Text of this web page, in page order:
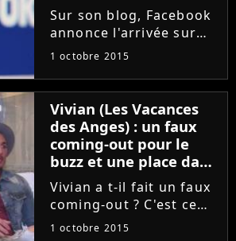
Sur son blog, Facebook
annonce l'arrivée sur
mobile des premières
les grandes lignes, les
utilisateurs de la plate-
forme pourront
prochainement
remplacer...
1 octobre 2015
Vivian (Les Vacances
des Anges) : un faux
coming-out pour le
buzz et une place dans
Les Anges 8 ?
Vivian a t-il fait un faux
coming-out ? C'est ce
que pense Jeremstar.
1 octobre 2015